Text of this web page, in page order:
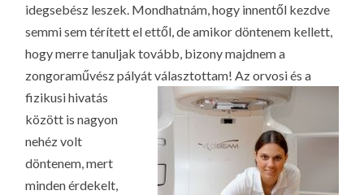
idegsebész leszek. Mondhatnám, hogy innentől kezdve
semmi sem térített el ettől, de amikor döntenem kellett,
hogy merre tanuljak tovább, bizony majdnem a
zongoraművész pályát választottam!Az orvosi és a
fizikusi hivatás
között is nagyon
nehéz volt
döntenem, mert
minden érdekelt,